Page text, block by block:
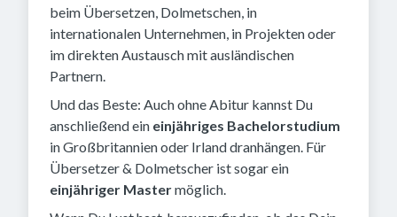
beim Übersetzen, Dolmetschen, in
internationalen Unternehmen, in Projekten oder
im direkten Austausch mit ausländischen
Partnern.
Und das Beste: Auch ohne Abitur kannst Du
anschließend ein einjähriges Bachelorstudium
in Großbritannien oder Irland dranhängen. Für
Übersetzer & Dolmetscher ist sogar ein
einjähriger Mastermöglich.